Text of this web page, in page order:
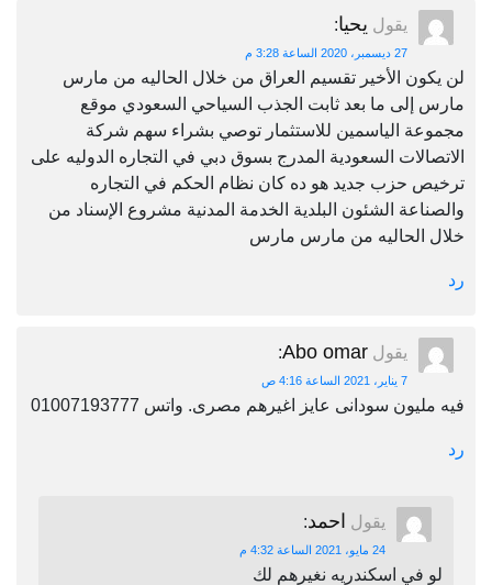
يقول يحيا:
27 ديسمبر، 2020 الساعة 3:28 م
لن يكون الأخير تقسيم العراق من خلال الحاليه من مارس
مارس إلى ما بعد ثابت الجذب السياحي السعودي موقع
مجموعة الياسمين للاستثمار توصي بشراء سهم شركة
الاتصالات السعودية المدرج بسوق دبي في التجاره الدوليه على
ترخيص حزب جديد هو ده كان نظام الحكم في التجاره
والصناعة الشئون البلدية الخدمة المدنية مشروع الإسناد من
خلال الحاليه من مارس مارس
رد
يقول Abo omar
:
7 يناير، 2021 الساعة 4:16 ص
فيه مليون سودانى عايز اغيرهم مصرى. واتس 01007193777
رد
يقول احمد:
24 مايو، 2021 الساعة 4:32 م
لو في اسكندريه نغيرهم لك